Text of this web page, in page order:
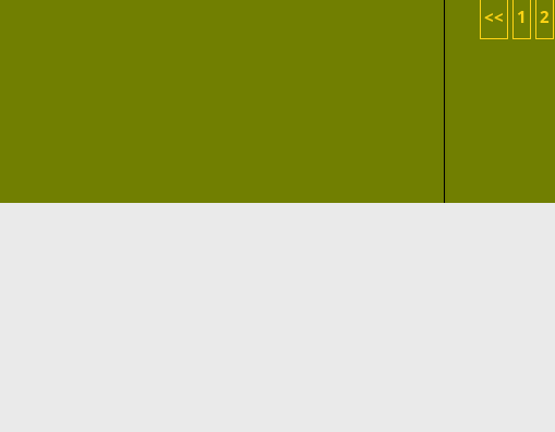
<< 1 2